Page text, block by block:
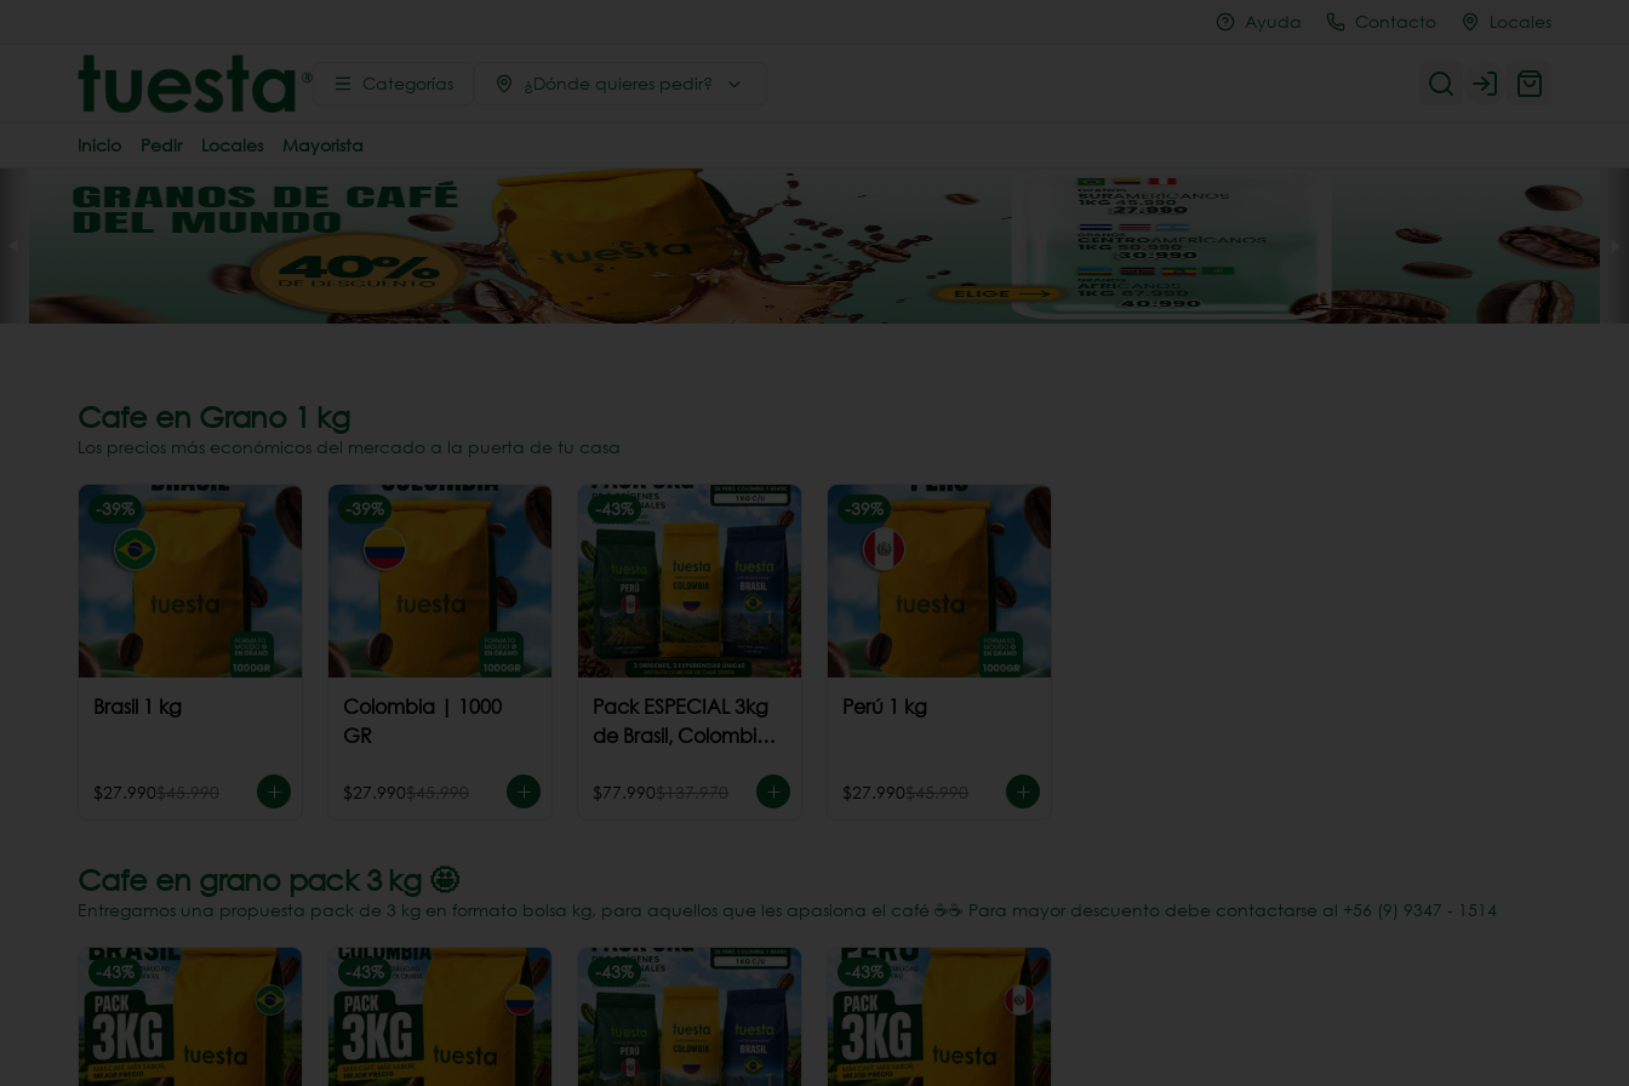
Ayuda Contacto Locales
Categorías ¿Dónde quieres pedir? Login
Inicio Pedir Locales Mayorista
Cafe en Grano 1 kg
Los precios más económicos del mercado a la puerta de tu casa
-39%
Brasil 1 kg
$27.990$45.990
-39%
Colombia | 1000
GR
$27.990$45.990
-43%
Pack ESPECIAL 3kg
de Brasil, Colombia
$77.990$137.970
-39%
Perú 1 kg
$27.990$45.990
Cafe en grano pack 3 kg 🤩
Entregamos una propuesta pack de 3 kg en formato bolsa kg, para aquellos que les apasiona el café ☕️☕️ Para mayor descuento debe contactarse al +56 (9) 9347 - 1514
-43% -43% -43% -43%